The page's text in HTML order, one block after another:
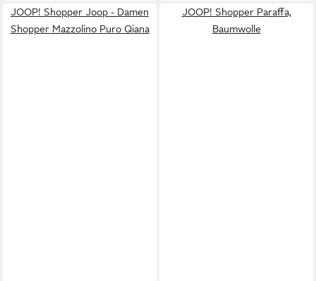
JOOP! Shopper Joop - Damen
Shopper Mazzolino Puro Qiana
JOOP! Shopper Paraffa,
Baumwolle